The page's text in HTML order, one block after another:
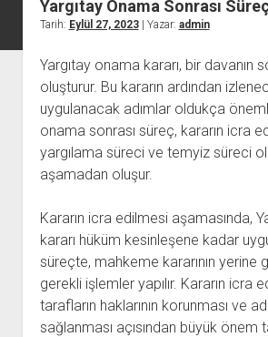
Yargıtay Onama Sonrası
Tarih: Eylül 27, 2023| Yazar: admin
Yargıtay onama kararı, bir davanın
oluşturur. Bu kararın ardından
uygulanacak adımlar oldukça
onama sonrası süreç, kararın icra
yargılama süreci ve temyiz süreci
aşamadan oluşur.
Kararın icra edilmesi aşamasında,
kararı hüküm kesinleşene kadar
süreçte, mahkeme kararının yerine
gerekli işlemler yapılır. Kararın icra
tarafların haklarının korunması ve
sağlanması açısından büyük önem